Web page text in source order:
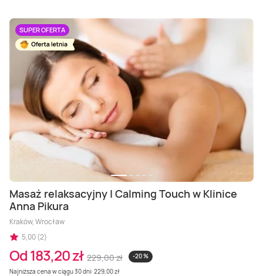
Masaż Karku
Masaż orientalny
SUPER OFERTA
Masaż relaksacyjny | Calming Touch w Klinice
Anna Pikura
Kraków, Wrocław
5,00 (2)
Od 183,20 zł 229,00 zł
-20 %
Najniższa cena w ciągu 30 dni: 229,00 zł